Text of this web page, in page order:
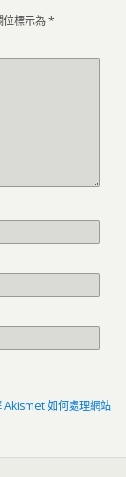
位標示為*
Akismet 如何處理網站